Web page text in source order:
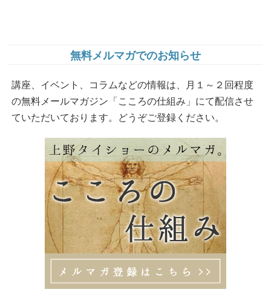
無料メルマガでのお知らせ
講座、イベント、コラムなどの情報は、月１～２回程度
の無料メールマガジン「こころの仕組み」にて配信させ
ていただいております。どうぞご登録ください。